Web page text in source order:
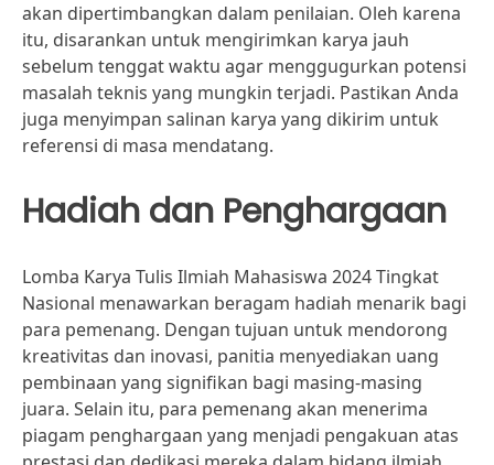
akan dipertimbangkan dalam penilaian. Oleh karena
itu, disarankan untuk mengirimkan karya jauh
sebelum tenggat waktu agar menggugurkan potensi
masalah teknis yang mungkin terjadi. Pastikan Anda
juga menyimpan salinan karya yang dikirim untuk
referensi di masa mendatang.
Hadiah dan Penghargaan
Lomba Karya Tulis Ilmiah Mahasiswa 2024 Tingkat
Nasional menawarkan beragam hadiah menarik bagi
para pemenang. Dengan tujuan untuk mendorong
kreativitas dan inovasi, panitia menyediakan uang
pembinaan yang signifikan bagi masing-masing
juara. Selain itu, para pemenang akan menerima
piagam penghargaan yang menjadi pengakuan atas